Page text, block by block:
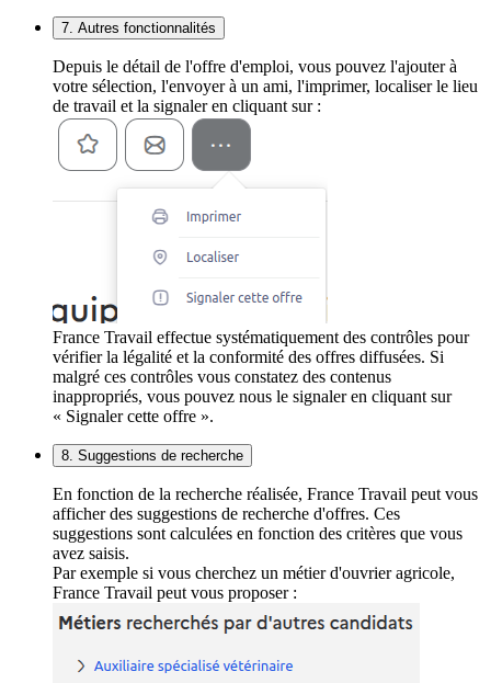
7. Autres fonctionnalités
Depuis le détail de l'offre d'emploi, vous pouvez l'ajouter à
votre sélection, l'envoyer à un ami, l'imprimer, localiser le lieu
de travail et la signaler en cliquant sur :
France Travail effectue systématiquement des contrôles pour
vérifier la légalité et la conformité des offres diffusées. Si
malgré ces contrôles vous constatez des contenus
inappropriés, vous pouvez nous le signaler en cliquant sur
« Signaler cette offre ».
8. Suggestions de recherche
En fonction de la recherche réalisée, France Travail peut vous
afficher des suggestions de recherche d'offres. Ces
suggestions sont calculées en fonction des critères que vous
avez saisis.
Par exemple si vous cherchez un métier d'ouvrier agricole,
France Travail peut vous proposer :